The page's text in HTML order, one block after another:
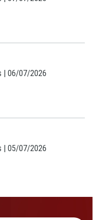
Truyền hình Hà Nội Giấy
HÀ NỘI
| 06/07/2026
| 05/07/2026